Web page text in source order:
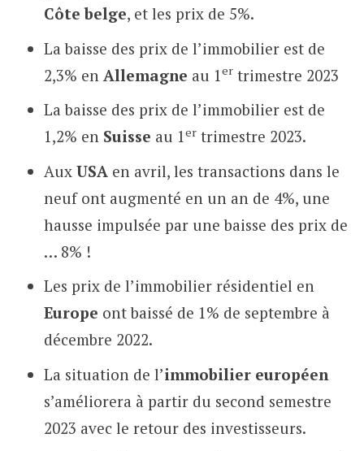
Côte belge, et les prix de 5%.
La baisse des prix de l’immobilier est de
2,3% en Allemagne au 1 ertrimestre 2023
La baisse des prix de l’immobilier est de
1,2% en Suisse au 1ertrimestre 2023.
Aux USA en avril, les transactions dans le
neuf ont augmenté en un an de 4%, une
hausse impulsée par une baisse des prix de
… 8% !
Les prix de l’immobilier résidentiel en
Europe ont baissé de 1% de septembre à
décembre 2022.
La situation de l’immobilier européen
s’améliorera à partir du second semestre
2023 avec le retour des investisseurs.